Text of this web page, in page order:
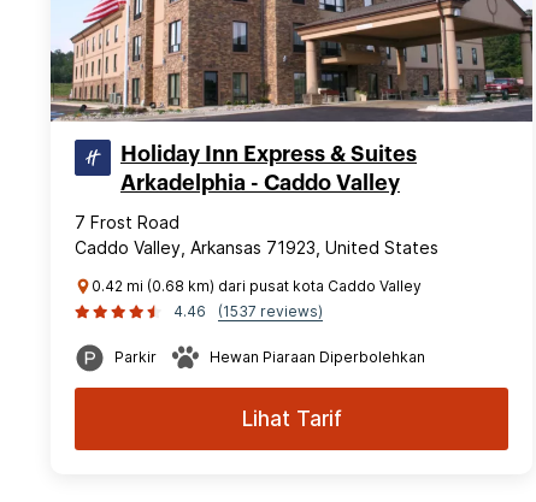
Holiday Inn Express & Suites
Arkadelphia - Caddo Valley
7 Frost Road
Caddo Valley, Arkansas 71923, United States
0.42 mi (0.68 km) dari pusat kota Caddo Valley
4.46
(1537 reviews)
Parkir Hewan Piaraan Diperbolehkan
Lihat Tarif